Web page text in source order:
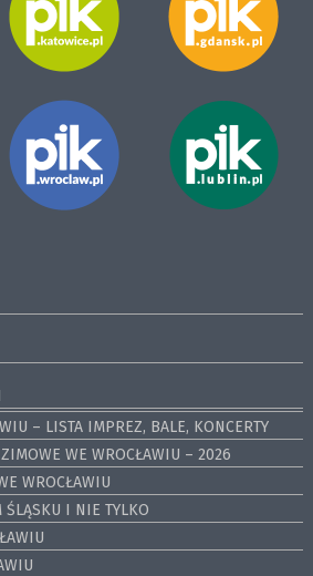
– LISTA IMPREZ, BALE, KONCERTY
WE WROCŁAWIU – 2026
WROCŁAWIU
ŚLĄSKU I NIE TYLKO